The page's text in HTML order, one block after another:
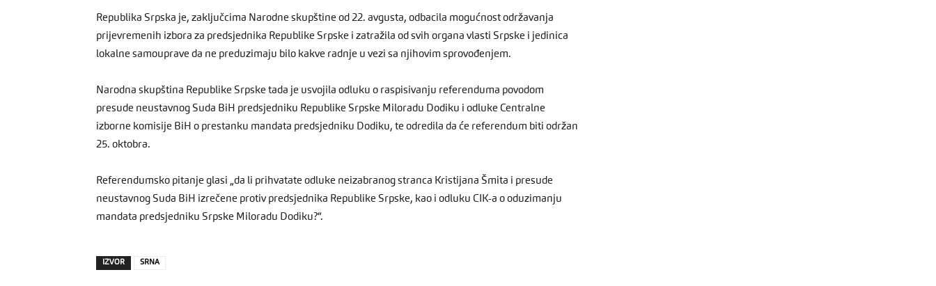
Republika Srpska je, zaključcima Narodne skupštine od 22. avgusta, odbacila mogućnost održavanja
prijevremenih izbora za predsjednika Republike Srpske i zatražila od svih organa vlasti Srpske i jedinica
lokalne samouprave da ne preduzimaju bilo kakve radnje u vezi sa njihovim sprovođenjem.
Narodna skupština Republike Srpske tada je usvojila odluku o raspisivanju referenduma povodom
presude neustavnog Suda BiH predsjedniku Republike Srpske Miloradu Dodiku i odluke Centralne
izborne komisije BiH o prestanku mandata predsjedniku Dodiku, te odredila da će referendum biti održan
25. oktobra.
Referendumsko pitanje glasi „da li prihvatate odluke neizabranog stranca Kristijana Šmita i presude
neustavnog Suda BiH izrečene protiv predsjednika Republike Srpske, kao i odluku CIK-a o oduzimanju
mandata predsjedniku Srpske Miloradu Dodiku?“.
IZVOR SRNA